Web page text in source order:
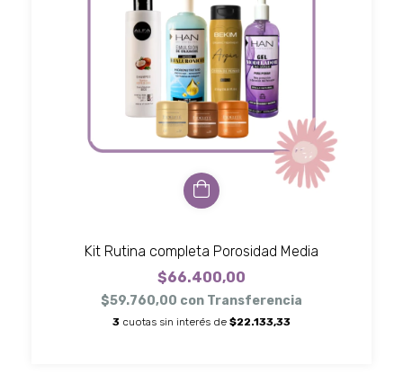
Kit Rutina completa Porosidad Media
$66.400,00
$59.760,00 con Transferencia
3 cuotas sin interés de $22.133,33